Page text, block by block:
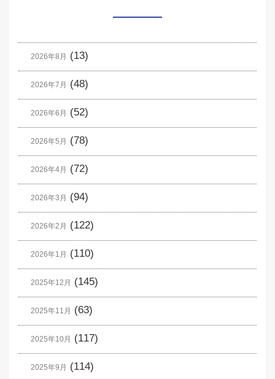
2026年8月 (13)
2026年7月 (48)
2026年6月 (52)
2026年5月 (78)
2026年4月 (72)
2026年3月 (94)
2026年2月 (122)
2026年1月 (110)
2025年12月 (145)
2025年11月 (63)
2025年10月 (117)
2025年9月 (114)